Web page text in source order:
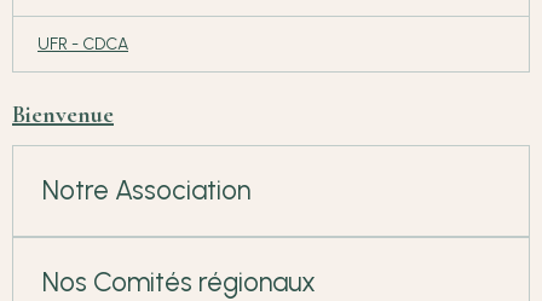
UFR - CDCA
Bienvenue
Notre Association
Nos Comités régionaux